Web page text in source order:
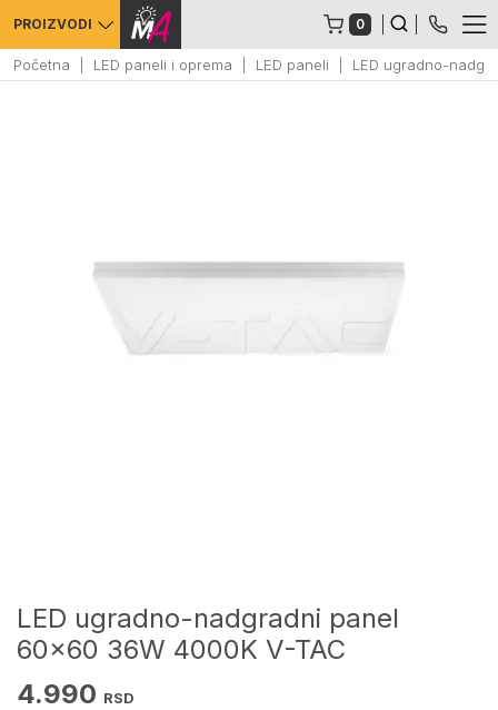
PROIZVODI 0
Početna LED paneli i oprema LED paneli LED ugradno-
LED ugradno-nadgradni panel
60x60 36W 4000K V-TAC
4.990 RSD